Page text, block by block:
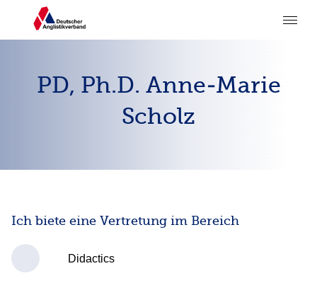
PD, Ph.D. Anne-Marie
Scholz
Ich biete eine Vertretung im Bereich
Didactics